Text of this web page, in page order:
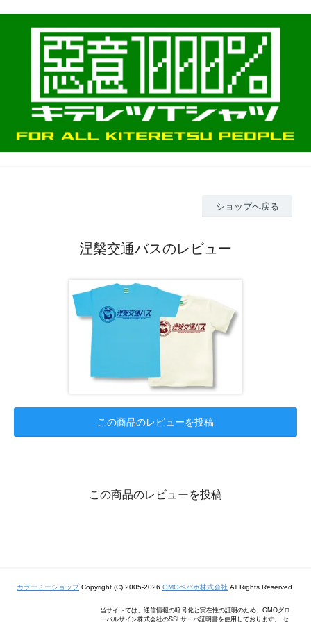
ショップへ戻る
涅槃交通バスのレビュー
この商品のレビューを投稿
この商品のレビューを投稿
カラーミーショップCopyright (C) 2005-2026 GMOペパボ株式会社 All Rights Reserved.
当サイトでは、通信情報の暗号化と実在性の証明のため、GMOグロ
ーバルサイン株式会社のSSLサーバ証明書を使用しております。 セ